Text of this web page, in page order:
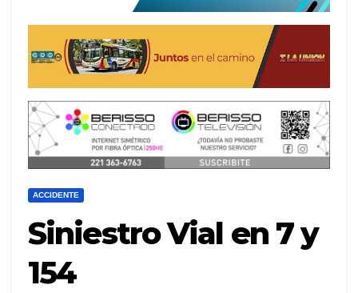
ACCIDENTE
Siniestro Vial en 7 y
154